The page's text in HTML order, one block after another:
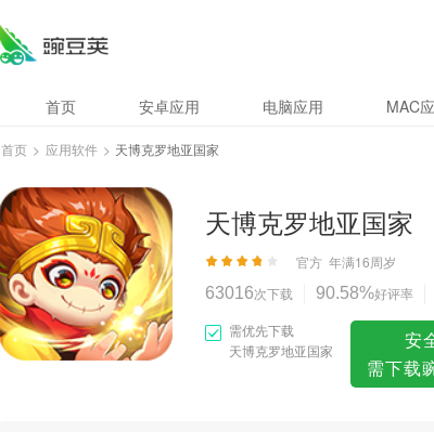
首页 安卓应用 电脑应用 MAC
首页 > 应用软件 > 天博克罗地亚国家
天博克罗地亚国家
官方 年满16周岁
63016次下载 90.58%好评率
需优先下载
天博克罗地亚国家
安
需下载